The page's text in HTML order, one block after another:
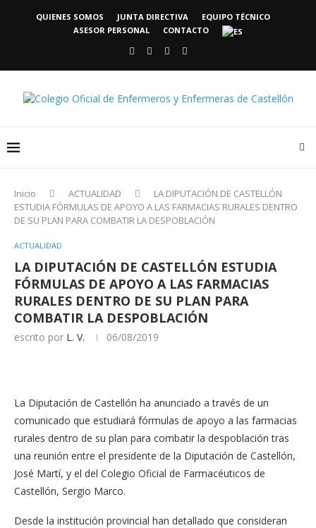
QUIENES SOMOS JUNTA DIRECTIVA
EQUIPO TÉCNICO
ASESOR PERSONAL
CONTACTO
Inicio ACTUALIDAD
LA DIPUTACIÓN DE CASTELLÓN
ESTUDIA FÓRMULAS DE APOYO A LAS FARMACIAS RURALES DENTRO
DE SU PLAN PARA COMBATIR LA DESPOBLACIÓN
ACTUALIDAD
LA DIPUTACIÓN DE CASTELLÓN ESTUDIA
FÓRMULAS DE APOYO A LAS FARMACIAS
RURALES DENTRO DE SU PLAN PARA
COMBATIR LA DESPOBLACIÓN
escrito por L. V. 06/08/2019
La Diputación de Castellón ha anunciado a través de un
comunicado que estudiará fórmulas de apoyo a las farmacias
rurales dentro de su plan para combatir la despoblación tras
una reunión entre el presidente de la Diputación de Castellón,
José Martí, y el del Colegio Oficial de Farmacéuticos de
Castellón, Sergio Marco.
Desde la institución provincial han detallado que consideran